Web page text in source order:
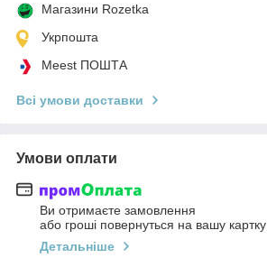
Магазини Rozetka
Укрпошта
Meest ПОШТА
Всі умови доставки
Умови оплати
Ви отримаєте замовлення
або гроші повернуться на вашу картку
Детальніше